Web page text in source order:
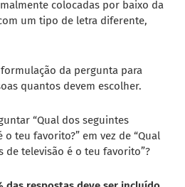
colocadas por baixo da
um tipo de letra diferente,
da pergunta para
quantos devem escolher.
“Qual dos seguintes
teu favorito?” em vez de “Qual
de televisão é o teu favorito”?